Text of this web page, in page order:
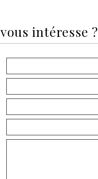
vous intéresse ?